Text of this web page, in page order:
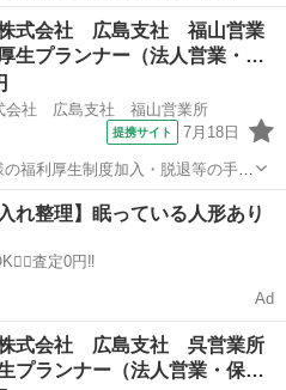
はなく、会員である法人企業様へ
のご案内などがメイン。個人宅訪
あ...
株式会社 広島支社 福山営業
生プランナー（法人営業・…
会社 広島支社 福山営業所
提携サイト 7月18日
福利厚生制度加入・脱退等の手続
はなく、会員である法人企業様へ
のご案内などがメイン。個人宅訪
あ...
れ整理】眠っている人形あり
査定0円‼️
Ad
株式会社 広島支社 呉営業所
プランナー（法人営業・保…